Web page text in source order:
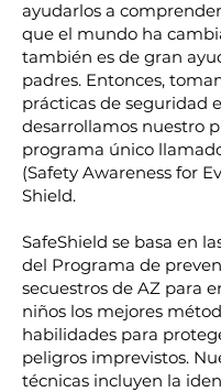
ayudarlos a
que el mundo ha
también es de gran
padres. Entonces,
prácticas de seguridad
desarrollamos nuestro
programa único
(Safety Awareness for
Shield.
SafeShield se basa en
del Programa de
secuestros de AZ para
niños los mejores
habilidades para
peligros imprevistos.
técnicas incluyen la